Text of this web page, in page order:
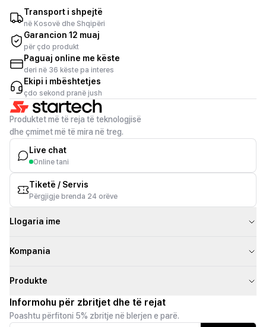
Transport i shpejtë
në Kosovë dhe Shqipëri
Garancion 12 muaj
për çdo produkt
Paguaj online me këste
deri në 36 këste pa interes
Ekipi i mbështetjes
çdo sekond pranë jush
Produktet më të reja të teknologjisë
dhe çmimet më të mira në treg.
Live chat
Online tani
Tiketë / Servis
Përgjigje brenda 24 orëve
Llogaria ime
Kompania
Produkte
Informohu për zbritjet dhe të rejat
Poashtu përfitoni 5% zbritje në blerjen e parë.